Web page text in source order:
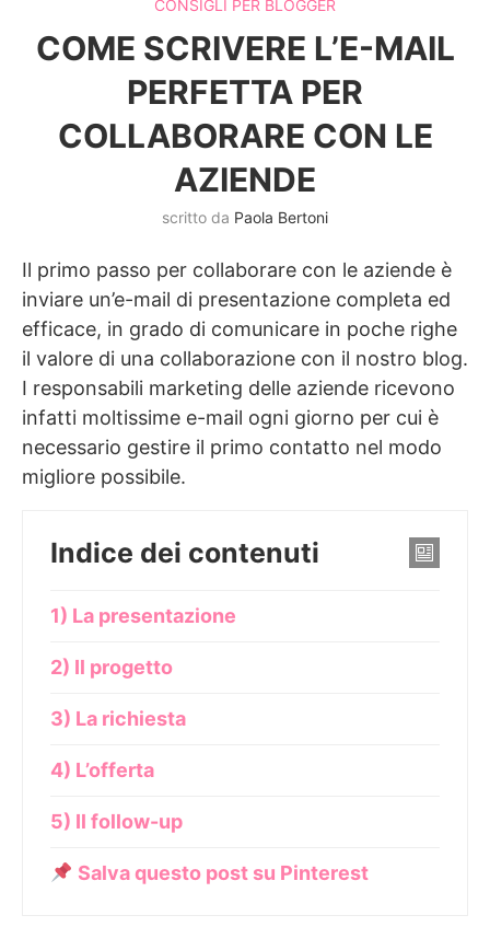
CONSIGLI PER BLOGGER
COME SCRIVERE L’E-MAIL
PERFETTA PER
COLLABORARE CON LE
AZIENDE
scritto da Paola Bertoni
Il primo passo per collaborare con le aziende è
inviare un’e-mail di presentazione completa ed
efficace, in grado di comunicare in poche righe
il valore di una collaborazione con il nostro blog.
I responsabili marketing delle aziende ricevono
infatti moltissime e-mail ogni giorno per cui è
necessario gestire il primo contatto nel modo
migliore possibile.
Indice dei contenuti
1) La presentazione
2) Il progetto
3) La richiesta
4) L’offerta
5) Il follow-up
Salva questo post su Pinterest